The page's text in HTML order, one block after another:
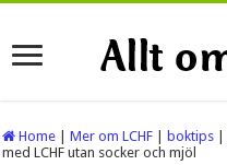
Home Mer om LCHF boktips
med LCHF utan socker och mjöl